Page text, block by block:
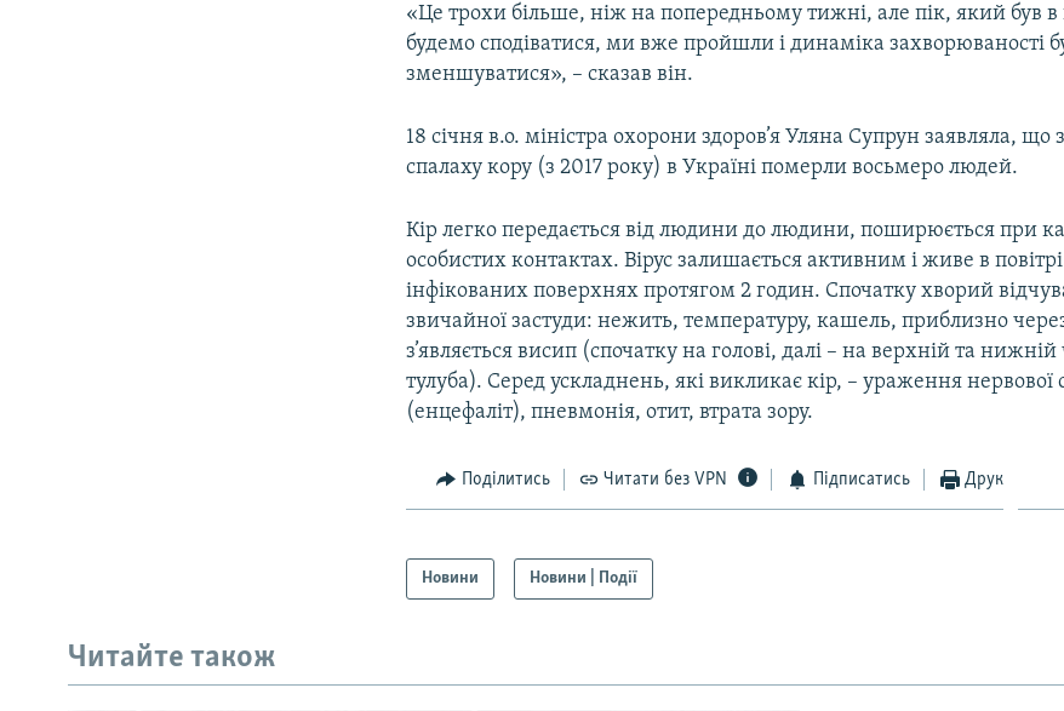
«Це трохи більше, ніж на попередньому тижні, але пік, який був в
будемо сподіватися, ми вже пройшли і динаміка захворюваності
зменшуватися», – сказав він.
18 січня в.о. міністра охорони здоров’я Уляна Супрун заявляла, що
спалаху кору (з 2017 року) в Україні померли восьмеро людей.
Кір легко передається від людини до людини, поширюється при
особистих контактах. Вірус залишається активним і живе в
інфікованих поверхнях протягом 2 годин. Спочатку хворий
звичайної застуди: нежить, температуру, кашель, приблизно
з’являється висип (спочатку на голові, далі – на верхній та
тулуба). Серед ускладнень, які викликає кір, – ураження нервової
(енцефаліт), пневмонія, отит, втрата зору.
Поділитись Читати без VPN Підписатись Друк
Новини Новини | Події
Читайте також